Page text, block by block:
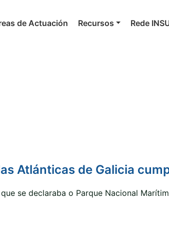
de Actuación Recursos Rede
Atlánticas de Galicia
se declaraba o Parque Nacional